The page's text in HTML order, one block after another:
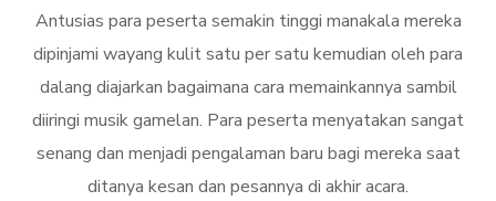
Antusias para peserta semakin tinggi manakala mereka
dipinjami wayang kulit satu per satu kemudian oleh para
dalang diajarkan bagaimana cara memainkannya sambil
diiringi musik gamelan. Para peserta menyatakan sangat
senang dan menjadi pengalaman baru bagi mereka saat
ditanya kesan dan pesannya di akhir acara.